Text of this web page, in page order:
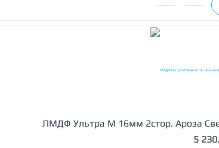
ЛМДФ Ультра М 16мм 2стор. Ароза
5